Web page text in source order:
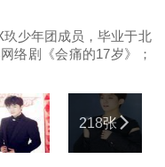
少年团成员，毕业于北
络剧《会痛的17岁》；
一季》节目。2016年4
2017年4月2日，随组合
，作为北京电影学院学生
MV发布。2019年7月31
218张